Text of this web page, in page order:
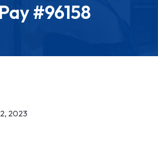
Pay #96158
2023